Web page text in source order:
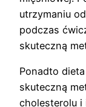
utrzymaniu
podczas
skuteczną
Ponadto
skuteczną
cholesterolu i